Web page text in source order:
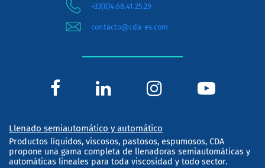
+33(0)4.68.41.25.29
contacto@cda-es.com
Llenado semiautomático y automático
Productos líquidos, viscosos, pastosos, espumosos, CDA
propone una gama completa de llenadoras semiautomáticas y
automáticas lineales para toda viscosidad y todo sector.